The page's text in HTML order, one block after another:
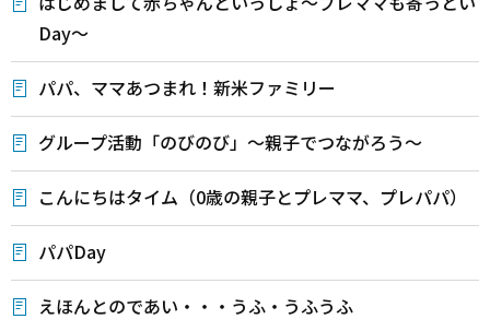
Day～
パパ、ママあつまれ！新米ファミリー
グループ活動「のびのび」～親子でつながろう～
こんにちはタイム（0歳の親子とプレママ、プレパパ）
パパDay
えほんとのであい・・・うふ・うふうふ